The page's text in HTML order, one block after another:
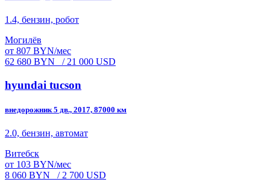
1.4, бензин, робот
Могилёв
от 807 BYN/мес
62 680 BYN
/ 21 000 USD
hyundai tucson
внедорожник 5 дв., 2017, 87000 км
2.0, бензин, автомат
Витебск
от 103 BYN/мес
8 060 BYN
/ 2 700 USD